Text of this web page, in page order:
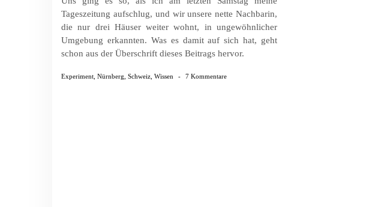
Tageszeitung aufschlug, und wir unsere nette Nachbarin,
die nur drei Häuser weiter wohnt, in ungewöhnlicher
Umgebung erkannten. Was es damit auf sich hat, geht
schon aus der Überschrift dieses Beitrags hervor.
Experiment, Nürnberg, Schweiz, Wissen - 7 Kommentare